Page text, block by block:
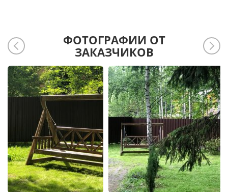
ФОТОГРАФИИ ОТ
ЗАКАЗЧИКОВ